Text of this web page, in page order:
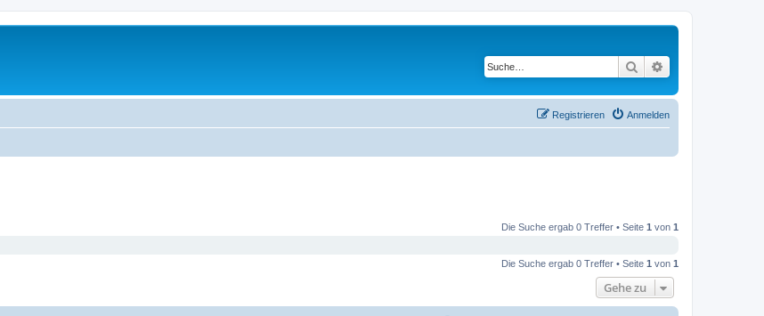
Suche
Anmelden
Registrieren
Die Suche ergab 0 Treffer • Seite 1 von 1
Die Suche ergab 0 Treffer • Seite 1 von 1
Gehe zu